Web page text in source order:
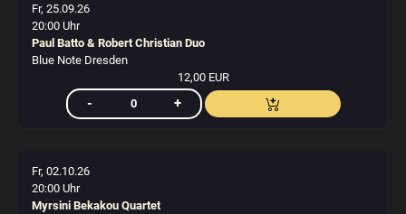
Fr, 25.09.26
20:00 Uhr
Paul Batto & Robert Christian Duo
Blue Note Dresden
12,00 EUR
Fr, 02.10.26
20:00 Uhr
Myrsini Bekakou Quartet